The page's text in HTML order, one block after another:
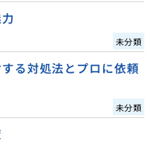
未分類
る対処法とプロに依頼
未分類